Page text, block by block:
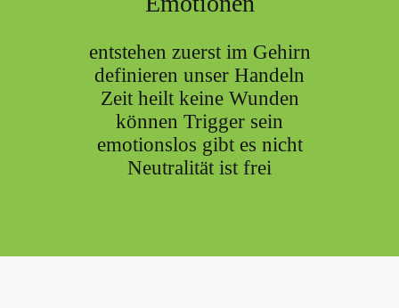
entstehen zuerst im Gehirn
definieren unser Handeln
Zeit heilt keine Wunden
können Trigger sein
emotionslos gibt es nicht
Neutralität ist frei